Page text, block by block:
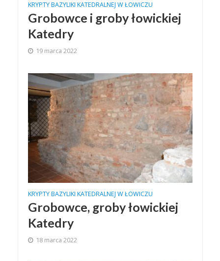
KRYPTY BAZYLIKI KATEDRALNEJ W ŁOWICZU
Grobowce i groby łowickiej
Katedry
19 marca 2022
KRYPTY BAZYLIKI KATEDRALNEJ W ŁOWICZU
Grobowce, groby łowickiej
Katedry
18 marca 2022